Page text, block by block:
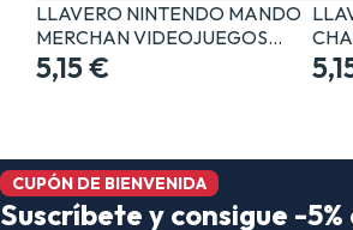
LLAVERO NINTENDO MANDO
MERCHAN VIDEOJUEGOS…
5,15 €
CUPÓN DE BIENVENIDA
Suscríbete y consigue -